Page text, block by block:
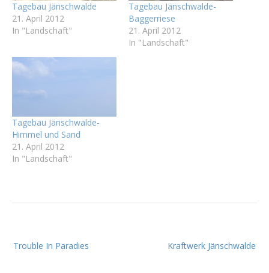
Tagebau Jänschwalde
21. April 2012
In "Landschaft"
Tagebau Jänschwalde-
Baggerriese
21. April 2012
In "Landschaft"
Tagebau Jänschwalde-
Himmel und Sand
21. April 2012
In "Landschaft"
e Kraftwerk Jänschwalde
Trouble In Paradies